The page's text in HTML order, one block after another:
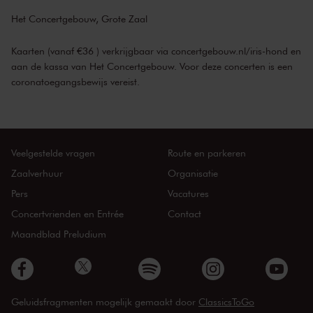
Het Concertgebouw, Grote Zaal
Kaarten (vanaf €36 ) verkrijgbaar via concertgebouw.nl/iris-hond en
aan de kassa van Het Concertgebouw. Voor deze concerten is een
coronatoegangsbewijs vereist.
Veelgestelde vragen
Zaalverhuur
Pers
Concertvrienden en Entrée
Maandblad Preludium
Route en parkeren
Organisatie
Vacatures
Contact
Geluidsfragmenten mogelijk gemaakt door ClassicsToGo